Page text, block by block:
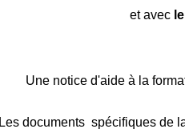
et avec
Une notice d'aide à la
Les documents spécifiques de